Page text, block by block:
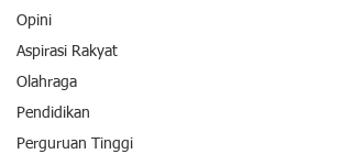
Opini
Aspirasi Rakyat
Olahraga
Pendidikan
Perguruan Tinggi